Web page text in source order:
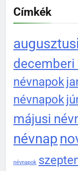
Címkék
decemberi
névnapok
névnapok
májusi
névnap
névnapok